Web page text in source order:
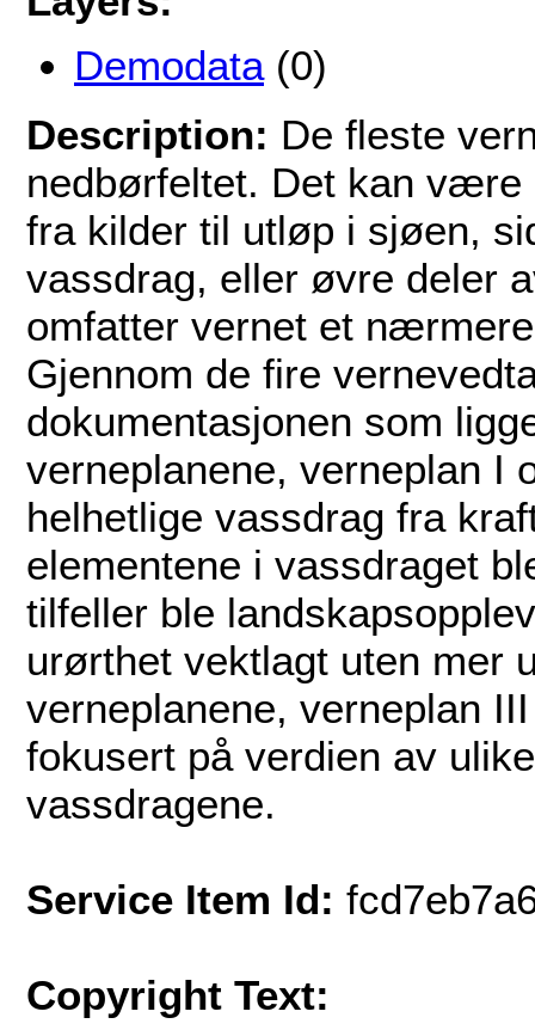
Demodata(0)
Description: De fleste
nedbørfeltet. Det kan
fra kilder til utløp i sjøen,
vassdrag, eller øvre deler
omfatter vernet et
Gjennom de fire
dokumentasjonen som
verneplanene, verneplan I
helhetlige vassdrag fra
elementene i vassdraget
tilfeller ble
urørthet vektlagt uten mer
verneplanene, verneplan
fokusert på verdien av
vassdragene.
Service Item Id:
Copyright Text: